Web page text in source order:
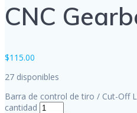
CNC
$115.00
27 disponibles
Barra de control de tiro / Cut-Off
cantidad